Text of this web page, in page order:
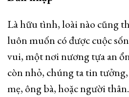
Là hữu tình, loài nào cũng
luôn muốn có được cuộc
vui, một nơi nương tựa an
còn nhỏ, chúng ta tin
mẹ, ông bà, hoặc người